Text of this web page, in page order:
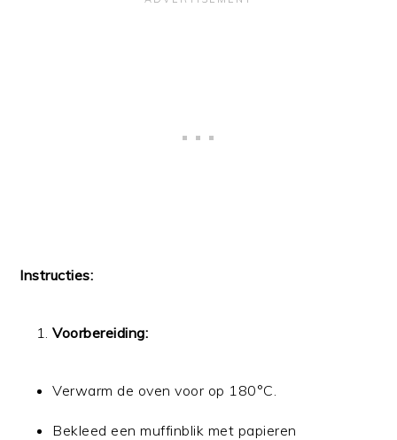
Instructies:
Voorbereiding:
Verwarm de oven voor op 180°C.
Bekleed een muffinblik met papieren